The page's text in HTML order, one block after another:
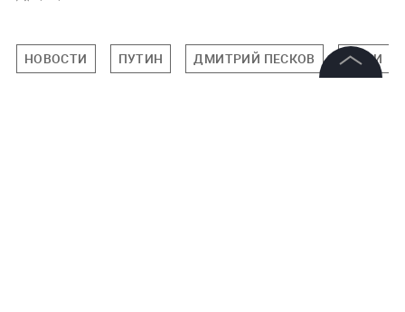
НОВОСТИ ПУТИН ДМИТРИЙ ПЕСКОВ СОЧИ